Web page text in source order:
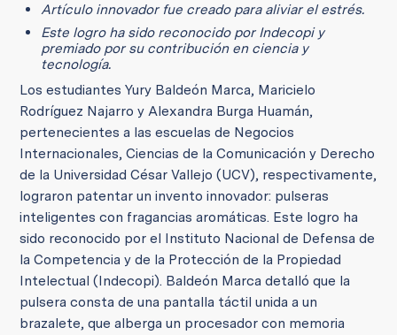
Artículo innovador fue creado para aliviar el estrés.
Este logro ha sido reconocido por Indecopi y
premiado por su contribución en ciencia y
tecnología.
Los estudiantes Yury Baldeón Marca, Maricielo
Rodríguez Najarro y Alexandra Burga Huamán,
pertenecientes a las escuelas de Negocios
Internacionales, Ciencias de la Comunicación y Derecho
de la Universidad César Vallejo (UCV), respectivamente,
lograron patentar un invento innovador: pulseras
inteligentes con fragancias aromáticas. Este logro ha
sido reconocido por el Instituto Nacional de Defensa de
la Competencia y de la Protección de la Propiedad
Intelectual (Indecopi). Baldeón Marca detalló que la
pulsera consta de una pantalla táctil unida a un
brazalete, que alberga un procesador con memoria